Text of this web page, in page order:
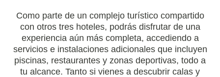
Como parte de un complejo turístico compartido
con otros tres hoteles, podrás disfrutar de una
experiencia aún más completa, accediendo a
servicios e instalaciones adicionales que incluyen
piscinas, restaurantes y zonas deportivas, todo a
tu alcance. Tanto si vienes a descubrir calas y